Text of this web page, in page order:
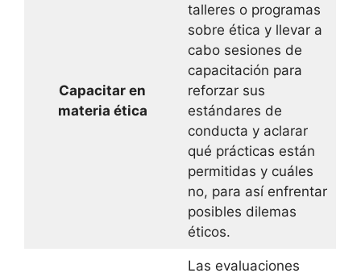
Capacitar en
materia ética
talleres o programas
sobre ética y llevar a
cabo sesiones de
capacitación para
reforzar sus
estándares de
conducta y aclarar
qué prácticas están
permitidas y cuáles
no, para así enfrentar
posibles dilemas
éticos.
Las evaluaciones